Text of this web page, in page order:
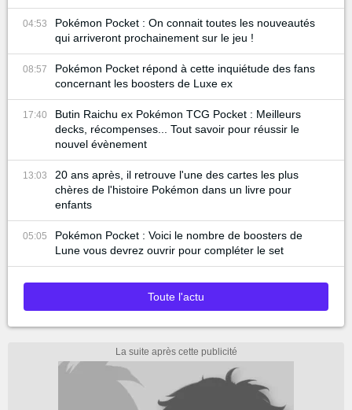
04:53
Pokémon Pocket : On connait toutes les nouveautés
qui arriveront prochainement sur le jeu !
08:57
Pokémon Pocket répond à cette inquiétude des fans
concernant les boosters de Luxe ex
17:40
Butin Raichu ex Pokémon TCG Pocket : Meilleurs
decks, récompenses... Tout savoir pour réussir le
nouvel évènement
13:03
20 ans après, il retrouve l'une des cartes les plus
chères de l'histoire Pokémon dans un livre pour
enfants
05:05
Pokémon Pocket : Voici le nombre de boosters de
Lune vous devrez ouvrir pour compléter le set
Toute l'actu